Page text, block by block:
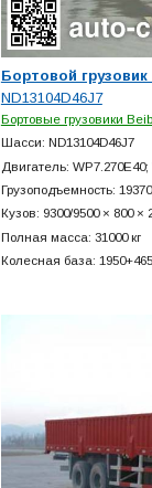
Бортовой
ND13104D46J7
Бортовые грузовики
Шасси: ND13104D46J7
Двигатель:
Грузоподъемность:
Кузов: 9300/9500 × 800 ×
Полная масса: 31000 кг
Колесная база: 1950+